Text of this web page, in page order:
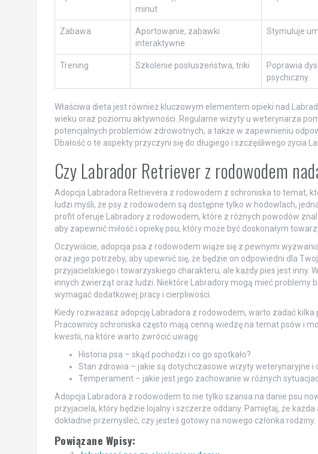
minut
Zabawa
Aportowanie, zabawki
interaktywne
Stymuluje
Trening Szkolenie posłuszeństwa, triki
Poprawia
psychiczny.
Właściwa dieta jest również kluczowym elementem opieki nad
wieku oraz poziomu aktywności. Regularne wizyty u weterynarza
potencjalnych problemów zdrowotnych, a także w zapewnieniu
Dbałość o te aspekty przyczyni się do długiego i szczęśliwego życia
Czy Labrador Retriever z rodowodem
Adopcja Labradora Retrievera z rodowodem z schroniska to temat,
ludzi myśli, że psy z rodowodem są dostępne tylko w hodowlach,
profit oferuje Labradory z rodowodem, które z różnych powodów
aby zapewnić miłość i opiekę psu, który może być doskonałym
Oczywiście, adopcja psa z rodowodem wiąże się z pewnymi
oraz jego potrzeby, aby upewnić się, że będzie on odpowiedni dla
przyjacielskiego i towarzyskiego charakteru, ale każdy pies jest inny.
innych zwierząt oraz ludzi. Niektóre Labradory mogą mieć problemy
wymagać dodatkowej pracy i cierpliwości.
Kiedy rozważasz adopcję Labradora z rodowodem, warto zadać
Pracownicy schroniska często mają cenną wiedzę na temat psów i
kwestii, na które warto zwrócić uwagę:
Historia psa – skąd pochodzi i co go spotkało?
Stan zdrowia – jakie są dotychczasowe wizyty weterynaryjne i
Temperament – jakie jest jego zachowanie w różnych
Adopcja Labradora z rodowodem to nie tylko szansa na danie psu
przyjaciela, który będzie lojalny i szczerze oddany. Pamiętaj, że
dokładnie przemyśleć, czy jesteś gotowy na nowego członka rodziny.
Powiązane Wpisy: